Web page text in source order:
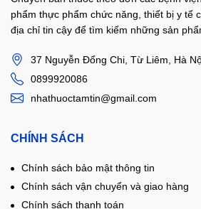
phẩm thực phẩm chức năng, thiết bị y tế
địa chỉ tin cậy để tìm kiếm những sản
37 Nguyễn Đổng Chi, Từ Liêm, Hà
0899920086
nhathuoctamtin@gmail.com
CHÍNH SÁCH
Chính sách bảo mật thông tin
Chính sách vận chuyển và giao hàng
Chính sách thanh toán